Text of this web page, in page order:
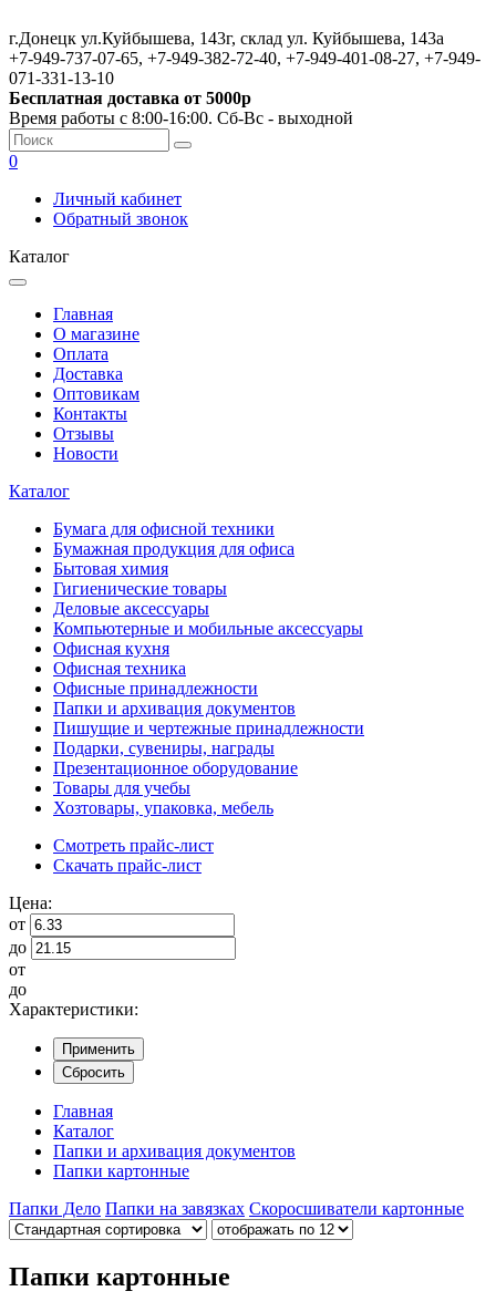
г.Донецк ул.Куйбышева, 143г, склад ул. Куйбышева, 143а
+7-949-737-07-65, +7-949-382-72-40, +7-949-401-08-27, +7-949-
071-331-13-10
Бесплатная доставка от 5000р
Время работы с 8:00-16:00. Сб-Вс - выходной
0
Личный кабинет
Обратный звонок
Каталог
Главная
О магазине
Оплата
Доставка
Оптовикам
Контакты
Отзывы
Новости
Каталог
Бумага для офисной техники
Бумажная продукция для офиса
Бытовая химия
Гигиенические товары
Деловые аксессуары
Компьютерные и мобильные аксессуары
Офисная кухня
Офисная техника
Офисные принадлежности
Папки и архивация документов
Пишущие и чертежные принадлежности
Подарки, сувениры, награды
Презентационное оборудование
Товары для учебы
Хозтовары, упаковка, мебель
Смотреть прайс-лист
Скачать прайс-лист
Цена:
от
до
от
до
Характеристики:
Применить
Сбросить
Главная
Каталог
Папки и архивация документов
Папки картонные
Папки Дело Папки на завязках Скоросшиватели картонные
Папки картонные